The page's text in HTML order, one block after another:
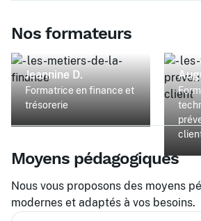
Nos formateurs
Jeannine D.
Formatrice en finance et
trésorerie
Moyens pédagogiques
Nous vous proposons des moyens
modernes et adaptés à vos besoins.